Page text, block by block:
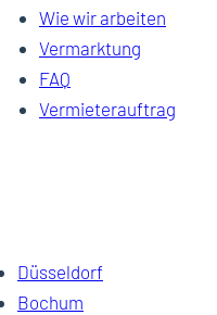
Wie wir arbeiten
Vermarktung
FAQ
Vermieterauftrag
Düsseldorf
Bochum